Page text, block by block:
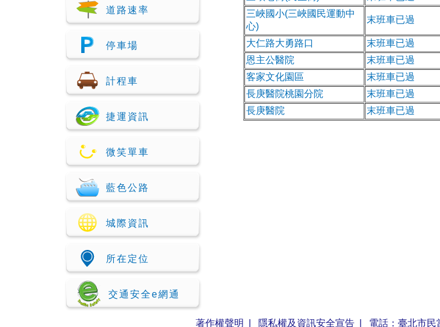
道路速率
停車場
計程車
捷運資訊
微笑單車
藍色公路
城際資訊
所在定位
交通安全e網通
三峽國小(三峽國民運動中
心)
末班車已過
大仁路大勇路口
末班車已過
恩主公醫院
末班車已過
客家文化園區
末班車已過
長庚醫院桃園分院
末班車已過
長庚醫院
末班車已過
著作權聲明 隱私權及資訊安全宣告| 電話：臺北市民